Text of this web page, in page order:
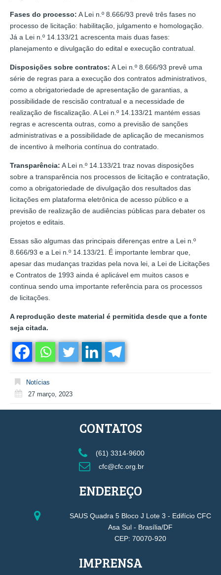
Fases do processo: A Lei n.º 8.666/93 prevê três fases no
processo de licitação: habilitação, julgamento e homologação.
Já a Lei n.º 14.133/21 acrescenta mais duas fases:
planejamento e divulgação do edital e execução contratual.
Disposições sobre contratos: A Lei n.º 8.666/93 prevê uma
série de regras para a execução dos contratos administrativos,
como a obrigatoriedade de apresentação de garantias, a
possibilidade de rescisão contratual e a necessidade de
realização de fiscalização. A Lei n.º 14.133/21 mantém essas
regras e acrescenta outras, como a previsão de sanções
administrativas e a possibilidade de aplicação de mecanismos
de incentivo à melhoria contínua do contratado.
Transparência: A Lei n.º 14.133/21 traz novas disposições
sobre a transparência nos processos de licitação e contratação,
como a obrigatoriedade de divulgação dos resultados das
licitações em plataforma eletrônica de acesso público e a
previsão de realização de audiências públicas para debater os
projetos e editais.
Essas são algumas das principais diferenças entre a Lei n.º
8.666/93 e a Lei n.º 14.133/21. É importante lembrar que,
apesar das mudanças trazidas pela nova lei, a Lei de Licitações
e Contratos de 1993 ainda é aplicável em muitos casos e
continua sendo uma importante referência para os processos
de licitações.
A reprodução deste material é permitida desde que a fonte
seja citada.
Notícias
27 março, 2023
CONTATOS
(61) 3314-9600
cfc@cfc.org.br
ENDEREÇO
SAUS Quadra 5 Bloco J Lote 3 - Edifício CFC
Asa Sul - Brasília/DF
CEP: 70070-920
IMPRENSA